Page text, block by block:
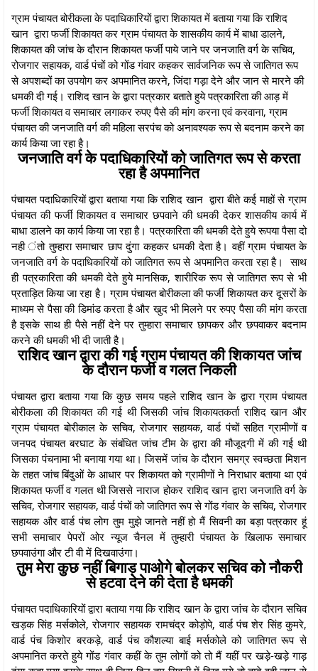
ग्राम पंचायत बोरीकला के पदाधिकारियों द्वारा शिकायत में बताया गया कि राशिद
खान द्वारा फर्जी शिकायत कर ग्राम पंचायत के शासकीय कार्य में बाधा डालने,
शिकायत की जांच के दौरान शिकायत फर्जी पाये जाने पर जनजाति वर्ग के सचिव,
रोजगार सहायक, वार्ड पंचों को गोंड गंवार कहकर सार्वजनिक रूप से जातिगत रूप
से अपशब्दों का उपयोग कर अपमानित करने, जिंदा गड़ा देने और जान से मारने की
धमकी दी गई। राशिद खान के द्वारा पत्रकार बताते हुये पत्रकारिता की आड़ में
फर्जी शिकायत व समाचार लगाकर रुपए पैसे की मांग करना एवं करवाना, ग्राम
पंचायत की जनजाति वर्ग की महिला सरपंच को अनावश्यक रूप से बदनाम करने का
कार्य किया जा रहा है।
जनजाति वर्ग के पदाधिकारियों को जातिगत रूप से करता
रहा है अपमानित
पंचायत पदाधिकारियों द्वारा बताया गया कि राशिद खान द्वारा बीते कई माहों से ग्राम
पंचायत की फर्जी शिकायत व समाचार छपवाने की धमकी देकर शासकीय कार्य में
बाधा डालने का कार्य किया जा रहा है। पत्रकारिता की धमकी देते हुये रूपया पैसा दो
नही ंतो तुम्हारा समाचार छाप दुंगा कहकर धमकी देता है। वहीं ग्राम पंचायत के
जनजाति वर्ग के पदाधिकारियों को जातिगत रूप से अपमानित करता रहा है। साथ
ही पत्रकारिता की धमकी देते हुये मानसिक, शारीरिक रूप से जातिगत रूप से भी
प्रताड़ित किया जा रहा है। ग्राम पंचायत बोरीकला की फर्जी शिकायत कर दूसरों के
माध्यम से पैसा की डिमांड करता है और खुद भी मिलने पर रुपए पैसा की मांग करता
है इसके साथ ही पैसे नहीं देने पर तुम्हारा समाचार छापकर और छपवाकर बदनाम
करने की धमकी भी दी जाती है।
राशिद खान द्वारा की गई ग्राम पंचायत की शिकायत जांच
के दौरान फर्जी व गलत निकली
पंचायत द्वारा बताया गया कि कुछ समय पहले राशिद खान के द्वारा ग्राम पंचायत
बोरीकला की शिकायत की गई थी जिसकी जांच शिकायतकर्ता राशिद खान और
ग्राम पंचायत बोरीकाल के सचिव, रोजगार सहायक, वार्ड पंचों सहित ग्रामीणों व
जनपद पंचायत बरघाट के संबंधित जांच टीम के द्वारा की मौजूदगी में की गई थी
जिसका पंचनामा भी बनाया गया था। जिसमें जांच के दौरान समग्र स्वच्छता मिशन
के तहत जांच बिंदुओं के आधार पर शिकायत को ग्रामीणों ने निराधार बताया था एवं
शिकायत फर्जी व गलत थी जिससे नाराज होकर राशिद खान द्वारा जनजाति वर्ग के
सचिव, रोजगार सहायक, वार्ड पंचों को जातिगत रूप से गोंड गंवार के सचिव, रोजगार
सहायक और वार्ड पंच लोग तुम मुझे जानते नहीं हो मैं सिवनी का बड़ा पत्रकार हूं
सभी समाचार पेपरों ओर न्यूज चैनल में तुम्हारी पंचायत के खिलाफ समाचार
छपवाउंगा और टी वी में दिखवाउंगा।
तुम मेरा कुछ नहीं बिगाड़ पाओगे बोलकर सचिव को नौकरी
से हटवा देने की देता है धमकी
पंचायत पदाधिकारियों द्वारा बताया गया कि राशिद खान के द्वारा जांच के दौरान सचिव
खड़क सिंह मर्सकोले, रोजगार सहायक रामचंद्र कोड़ोपे, वार्ड पंच शेर सिंह कुमरे,
वार्ड पंच किशोर बरकड़े, वार्ड पंच कौशल्या बाई मर्सकोले को जातिगत रूप से
अपमानित करते हुये गोंड गंवार कहीं के तुम लोगों को तो मैं यहीं पर खड़े-खड़े गाड़